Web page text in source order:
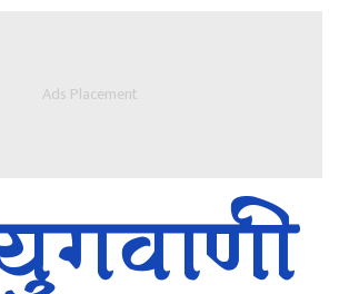
Ads Placement